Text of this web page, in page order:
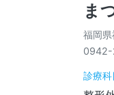
ま
福岡
診療科